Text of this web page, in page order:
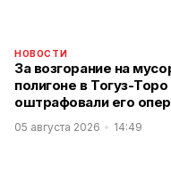
НОВОСТИ
За возгорание на
полигоне в Тогуз-Торо
оштрафовали его
05 августа 2026 14:49